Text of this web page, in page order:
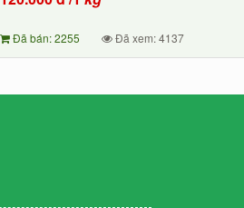
Đã bán: 2255 Đã xem: 4137